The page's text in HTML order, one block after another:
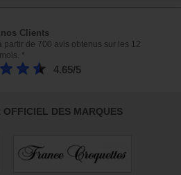
Clients
partir de 700 avis obtenus sur les 12
*
4.65/5
OFFICIEL DES MARQUES